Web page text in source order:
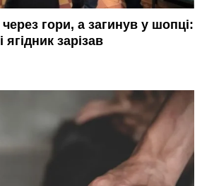
гори, а загинув у шопці:
зарізав